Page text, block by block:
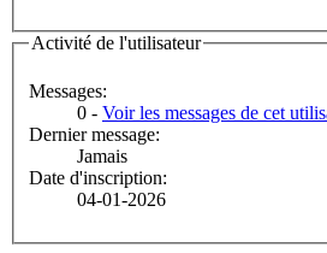
Activité de l'utilisateur
Messages:
0 - Voir les messages de cet
Dernier message:
Jamais
Date d'inscription:
04-01-2026